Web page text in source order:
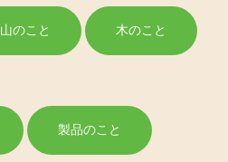
山のこと 木のこと
製品のこと